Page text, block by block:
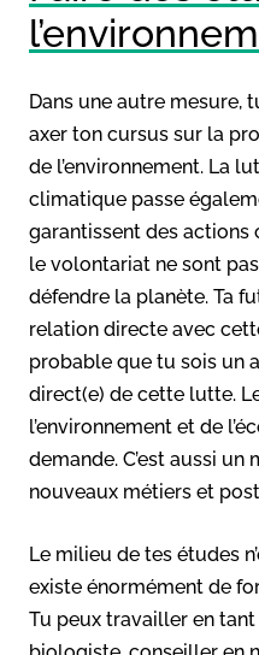
Dans une autre mesure,
axer ton cursus sur la
de l’environnement. La
climatique passe
garantissent des actions
le volontariat ne sont
défendre la planète. Ta
relation directe avec
probable que tu sois un
direct(e) de cette lutte.
l’environnement et de
demande. C’est aussi
nouveaux métiers et
Le milieu de tes études
existe énormément de
Tu peux travailler en tant